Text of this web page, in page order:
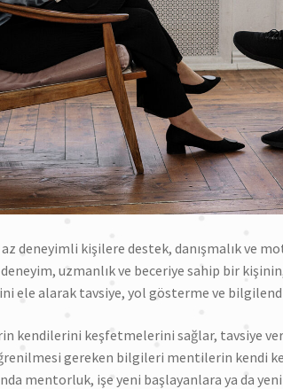
az deneyimli kişilere destek, danışmalık ve
uzmanlık ve beceriye sahip bir
ele alarak tavsiye, yol gösterme ve
kendilerini keşfetmelerini sağlar, tavsiye
gereken bilgileri mentilerin kendi
mentorluk, işe yeni başlayanlara ya da